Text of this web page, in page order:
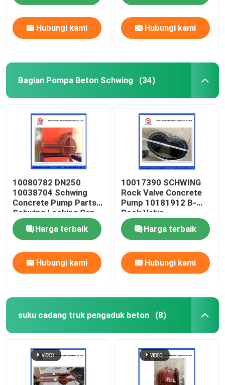
Hubungi kami Hubungi kami
Bagian Pompa Beton Schwing (34)
10080782 DN250
10038704 Schwing
Concrete Pump Parts
Schwing Locking Cap
Harga terbaik
Hubungi kami
10017390 SCHWING
Rock Valve Concrete
Pump 10181912 B-
Rock Valve
220/180/10059467
210/180Harga terbaik
Hubungi kami
suku cadang truk pengaduk beton (8)